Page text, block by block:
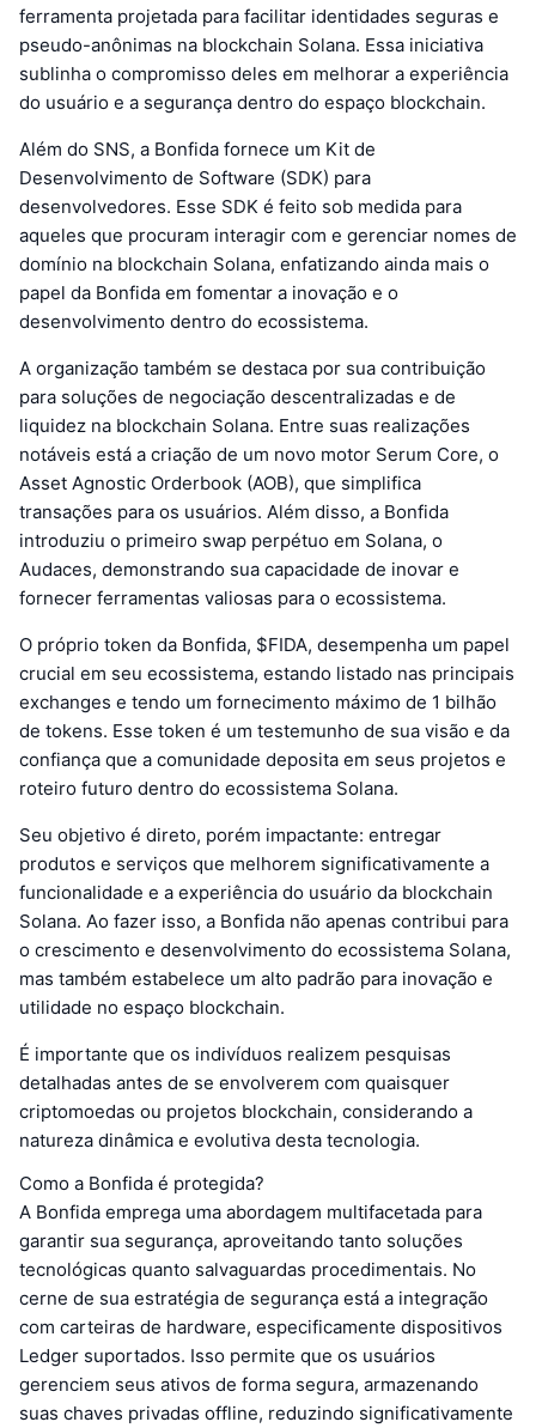
ferramenta projetada para facilitar identidades seguras e
pseudo-anônimas na blockchain Solana. Essa iniciativa
sublinha o compromisso deles em melhorar a experiência
do usuário e a segurança dentro do espaço blockchain.
Além do SNS, a Bonfida fornece um Kit de
Desenvolvimento de Software (SDK) para
desenvolvedores. Esse SDK é feito sob medida para
aqueles que procuram interagir com e gerenciar nomes de
domínio na blockchain Solana, enfatizando ainda mais o
papel da Bonfida em fomentar a inovação e o
desenvolvimento dentro do ecossistema.
A organização também se destaca por sua contribuição
para soluções de negociação descentralizadas e de
liquidez na blockchain Solana. Entre suas realizações
notáveis está a criação de um novo motor Serum Core, o
Asset Agnostic Orderbook (AOB), que simplifica
transações para os usuários. Além disso, a Bonfida
introduziu o primeiro swap perpétuo em Solana, o
Audaces, demonstrando sua capacidade de inovar e
fornecer ferramentas valiosas para o ecossistema.
O próprio token da Bonfida, $FIDA, desempenha um papel
crucial em seu ecossistema, estando listado nas principais
exchanges e tendo um fornecimento máximo de 1 bilhão
de tokens. Esse token é um testemunho de sua visão e da
confiança que a comunidade deposita em seus projetos e
roteiro futuro dentro do ecossistema Solana.
Seu objetivo é direto, porém impactante: entregar
produtos e serviços que melhorem significativamente a
funcionalidade e a experiência do usuário da blockchain
Solana. Ao fazer isso, a Bonfida não apenas contribui para
o crescimento e desenvolvimento do ecossistema Solana,
mas também estabelece um alto padrão para inovação e
utilidade no espaço blockchain.
É importante que os indivíduos realizem pesquisas
detalhadas antes de se envolverem com quaisquer
criptomoedas ou projetos blockchain, considerando a
natureza dinâmica e evolutiva desta tecnologia.
Como a Bonfida é protegida?
A Bonfida emprega uma abordagem multifacetada para
garantir sua segurança, aproveitando tanto soluções
tecnológicas quanto salvaguardas procedimentais. No
cerne de sua estratégia de segurança está a integração
com carteiras de hardware, especificamente dispositivos
Ledger suportados. Isso permite que os usuários
gerenciem seus ativos de forma segura, armazenando
suas chaves privadas offline, reduzindo significativamente